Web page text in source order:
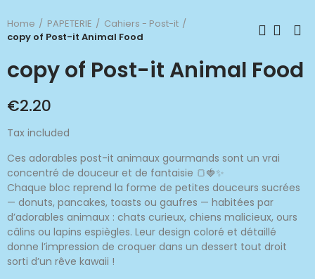
Home PAPETERIE
Cahiers - Post-it
copy of Post-it Animal Food
copy of Post-it Animal Food
€2.20
Tax included
Ces adorables post-it animaux gourmands sont un vrai
concentré de douceur et de fantaisie 🍞🍓✨
Chaque bloc reprend la forme de petites douceurs sucrées
— donuts, pancakes, toasts ou gaufres — habitées par
d’adorables animaux : chats curieux, chiens malicieux, ours
câlins ou lapins espiègles. Leur design coloré et détaillé
donne l’impression de croquer dans un dessert tout droit
sorti d’un rêve kawaii !